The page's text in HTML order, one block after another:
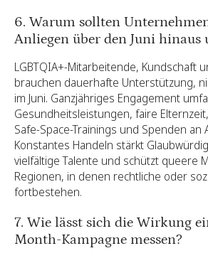
6. Warum sollten
Anliegen über den Juni hinaus
LGBTQIA+-Mitarbeitende, Kundschaft
brauchen dauerhafte Unterstützung,
im Juni. Ganzjähriges Engagement
Gesundheitsleistungen, faire
Safe-Space-Trainings und Spenden an
Konstantes Handeln stärkt
vielfältige Talente und schützt queere
Regionen, in denen rechtliche oder
fortbestehen.
7. Wie lässt sich die Wirkung
Month-Kampagne messen?